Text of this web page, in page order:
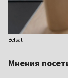
Belsat
Мнения